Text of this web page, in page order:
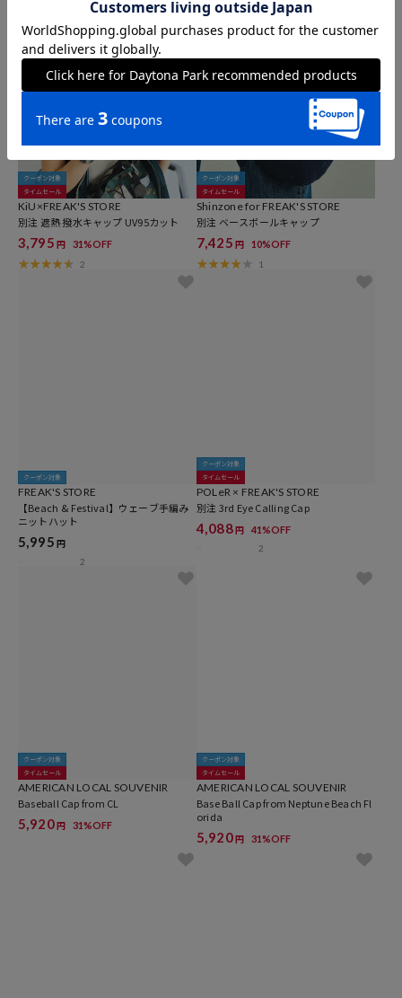
クーポン対象
タイムセール
KiU×FREAK'S STORE
別注 遮熱 撥水キャップ UV95カット
3,795 円 31%OFF
2
クーポン対象
タイムセール
Shinzone for FREAK'S STORE
別注 ベースボールキャップ
7,425 円 10%OFF
1
クーポン対象
FREAK'S STORE
【Beach & Festival】ウェーブ手編み
ニットハット
5,995 円
2
クーポン対象
タイムセール
POLeR × FREAK'S STORE
別注 3rd Eye Calling Cap
4,088円 41%OFF
2
クーポン対象
タイムセール
AMERICAN LOCAL SOUVENIR
Baseball Cap from CL
5,920円 31%OFF
クーポン対象
タイムセール
AMERICAN LOCAL SOUVENIR
Base Ball Cap from Neptune Beach Fl
orida
5,920円 31%OFF